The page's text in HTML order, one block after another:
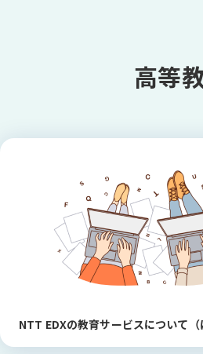
高等
NTT EDXの教育サービスについて（